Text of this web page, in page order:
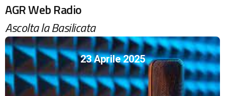
AGR Web Radio
Ascolta la Basilicata
23 Aprile 2025